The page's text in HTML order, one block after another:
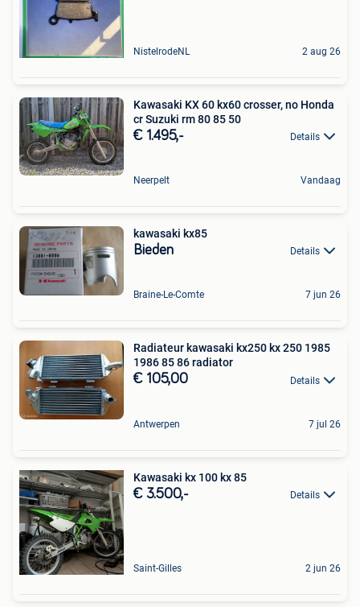
NistelrodeNL 2 aug 26
Kawasaki KX 60 kx60 crosser, no Honda
cr Suzuki rm 80 85 50
€ 1.495,- Details
Neerpelt Vandaag
kawasaki kx85
Bieden Details
Braine-Le-Comte 7 jun 26
Radiateur kawasaki kx250 kx 250 1985
1986 85 86 radiator
€ 105,00 Details
Antwerpen 7 jul 26
Kawasaki kx 100 kx 85
€ 3.500,- Details
Saint-Gilles 2 jun 26